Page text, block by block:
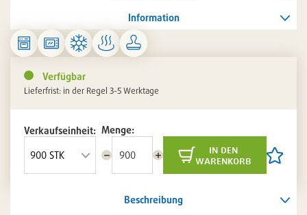
Information
Verfügbar
Lieferfrist: in der Regel 3-5 Werktage
Verkaufseinheit: Menge:
Menge
Menge
in den
warenkorb
Artikel
setzen
Beschreibung